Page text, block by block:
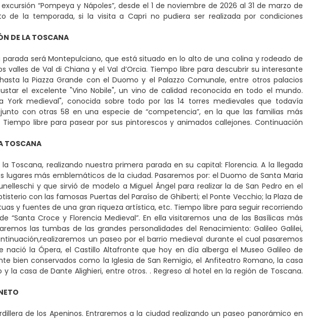
“Pompeya y Nápoles”, desde el 1 de noviembre de 2026 al 31 de marzo de
de la temporada, si la visita a Capri no pudiera ser realizada por condiciones
DE LA TOSCANA
será Montepulciano, que está situado en lo alto de una colina y rodeado de
de Val di Chiana y el Val d’Orcia. Tiempo libre para descubrir su interesante
la Piazza Grande con el Duomo y el Palazzo Comunale, entre otros palacios
el excelente "Vino Nobile", un vino de calidad reconocida en todo el mundo.
York medieval", conocida sobre todo por las 14 torres medievales que todavía
con otras 58 en una especie de “competencia”, en la que las familias más
libre para pasear por sus pintorescos y animados callejones. Continuación
TOSCANA
Toscana, realizando nuestra primera parada en su capital: Florencia. A la llegada
más emblemáticos de la ciudad. Pasaremos por: el Duomo de Santa Maria
y que sirvió de modelo a Miguel Ángel para realizar la de San Pedro en el
con las famosas Puertas del Paraíso de Ghiberti; el Ponte Vecchio; la Plaza de
y fuentes de una gran riqueza artística, etc. Tiempo libre para seguir recorriendo
“Santa Croce y Florencia Medieval”. En ella visitaremos una de las Basílicas más
las tumbas de las grandes personalidades del Renacimiento: Galileo Galilei,
un paseo por el barrio medieval durante el cual pasaremos
nació la Ópera, el Castillo Altafronte que hoy en día alberga el Museo Galileo de
bien conservados como la Iglesia de San Remigio, el Anfiteatro Romano, la casa
la casa de Dante Alighieri, entre otros. . Regreso al hotel en la región de Toscana.
de los Apeninos. Entraremos a la ciudad realizando un paseo panorámico en